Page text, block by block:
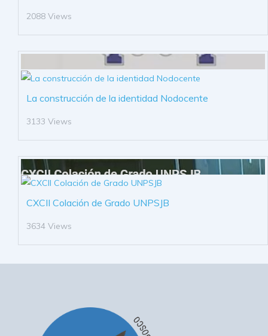
2088 Views
La construcción de la identidad Nodocente
3133 Views
CXCII Colación de Grado UNPSJB
3634 Views